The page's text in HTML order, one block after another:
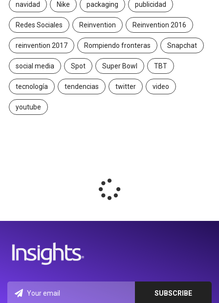
navidad Nike packaging publicidad
Redes Sociales Reinvention Reinvention 2016
reinvention 2017 Rompiendo fronteras Snapchat
social media Spot Super Bowl TBT
tecnología tendencias twitter video
youtube